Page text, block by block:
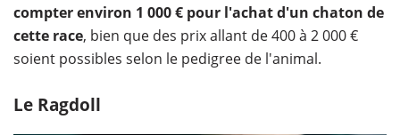
compter environ 1 000 € pour l'achat d'un chaton de
cette race, bien que des prix allant de 400 à 2 000 €
soient possibles selon le pedigree de l'animal.
Le Ragdoll